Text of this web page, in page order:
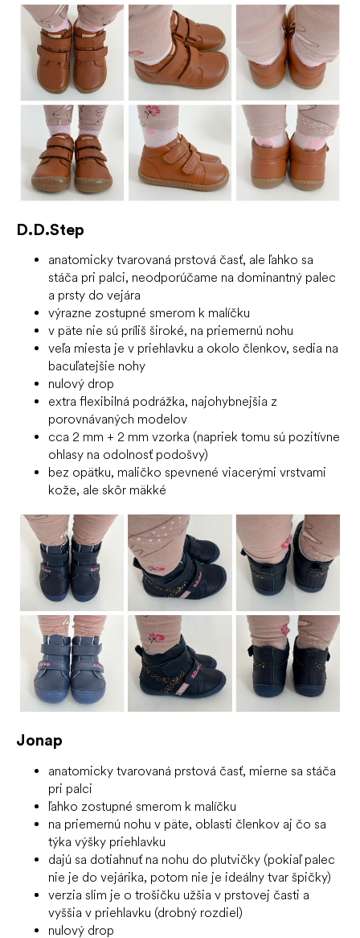
D.D.Step
anatomicky tvarovaná prstová časť, ale ľahko sa
stáča pri palci, neodporúčame na dominantný palec
a prsty do vejára
výrazne zostupné smerom k malíčku
v päte nie sú príliš široké, na priemernú nohu
veľa miesta je v priehlavku a okolo členkov, sedia na
bacuľatejšie nohy
nulový drop
extra flexibilná podrážka, najohybnejšia z
porovnávaných modelov
cca 2 mm + 2 mm vzorka (napriek tomu sú pozitívne
ohlasy na odolnosť podošvy)
bez opätku, maličko spevnené viacerými vrstvami
kože, ale skôr mäkké
Jonap
anatomicky tvarovaná prstová časť, mierne sa stáča
pri palci
ľahko zostupné smerom k malíčku
na priemernú nohu v päte, oblasti členkov aj čo sa
týka výšky priehlavku
dajú sa dotiahnuť na nohu do plutvičky (pokiaľ palec
nie je do vejárika, potom nie je ideálny tvar špičky)
verzia slim je o trošičku užšia v prstovej časti a
vyššia v priehlavku (drobný rozdiel)
nulový drop